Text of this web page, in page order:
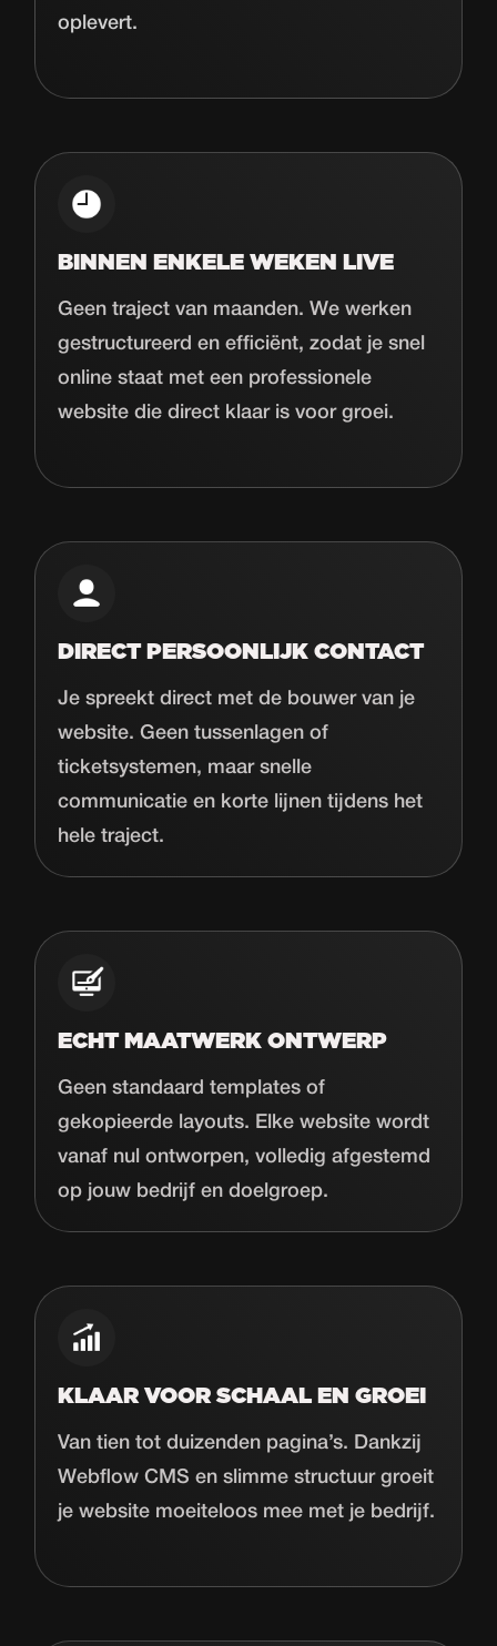
oplevert.
BINNEN ENKELE WEKEN LIVE
Geen traject van maanden. We werken
gestructureerd en efficiënt, zodat je snel
online staat met een professionele
website die direct klaar is voor groei.
DIRECT PERSOONLIJK CONTACT
Je spreekt direct met de bouwer van je
website. Geen tussenlagen of
ticketsystemen, maar snelle
communicatie en korte lijnen tijdens het
hele traject.
ECHT MAATWERK ONTWERP
Geen standaard templates of
gekopieerde layouts. Elke website wordt
vanaf nul ontworpen, volledig afgestemd
op jouw bedrijf en doelgroep.
KLAAR VOOR SCHAAL EN GROEI
Van tien tot duizenden pagina’s. Dankzij
Webflow CMS en slimme structuur groeit
je website moeiteloos mee met je bedrijf.